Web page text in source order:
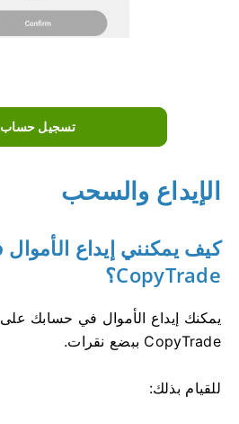
تسجيل حساب
الإيداع والسحب
CopyTrade؟
CopyTrade ببضع نقرات.
للقيام بذلك: